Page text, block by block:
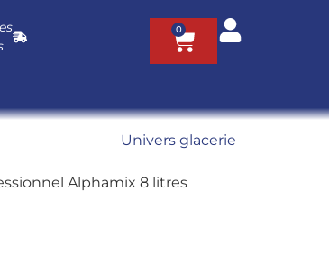
0
Univers glacerie
Alphamix 8 litres